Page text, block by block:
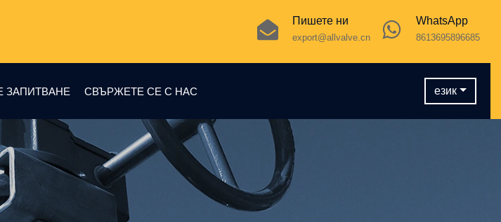
WhatsApp
8613695896685
Пишете ни
export@allvalve.cn
ЗАПИТВАНЕ СВЪРЖЕТЕ СЕ С НАС език